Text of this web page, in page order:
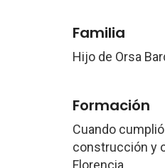
Familia
Hijo de Orsa
Formación
Cuando
construcción y
Florencia.